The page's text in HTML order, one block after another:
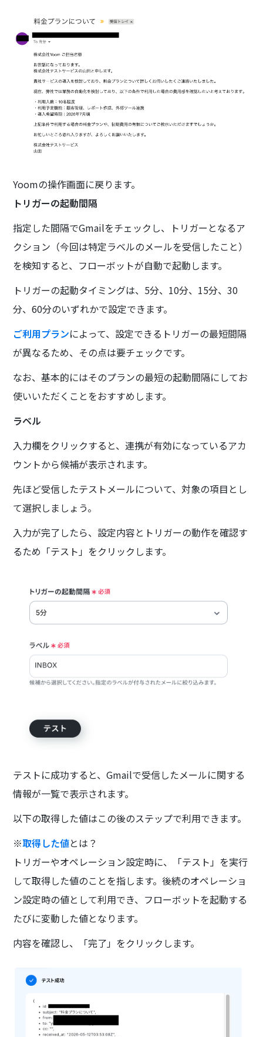
Yoomの操作画面に戻ります。
トリガーの起動間隔
指定した間隔でGmailをチェックし、トリガーとなるア
クション（今回は特定ラベルのメールを受信したこと）
を検知すると、フローボットが自動で起動します。
トリガーの起動タイミングは、5分、10分、15分、30
分、60分のいずれかで設定できます。
ご利用プランによって、設定できるトリガーの最短間隔
が異なるため、その点は要チェックです。
なお、基本的にはそのプランの最短の起動間隔にしてお
使いいただくことをおすすめします。
ラベル
入力欄をクリックすると、連携が有効になっているアカ
ウントから候補が表示されます。
先ほど受信したテストメールについて、対象の項目とし
て選択しましょう。
入力が完了したら、設定内容とトリガーの動作を確認す
るため「テスト」をクリックします。
テストに成功すると、Gmailで受信したメールに関する
情報が一覧で表示されます。
以下の取得した値はこの後のステップで利用できます。
※取得した値とは？
トリガーやオペレーション設定時に、「テスト」を実行
して取得した値のことを指します。後続のオペレーショ
ン設定時の値として利用でき、フローボットを起動する
たびに変動した値となります。
内容を確認し、「完了」をクリックします。